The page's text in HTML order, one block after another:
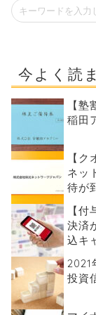
今よく読
【
稲田
【
ネッ
待が
【
決済
込キ
2021
投資